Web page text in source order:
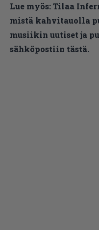
Lue myös:Tilaa
mistä kahvitauolla
musiikin uutiset ja
sähköpostiin tästä.